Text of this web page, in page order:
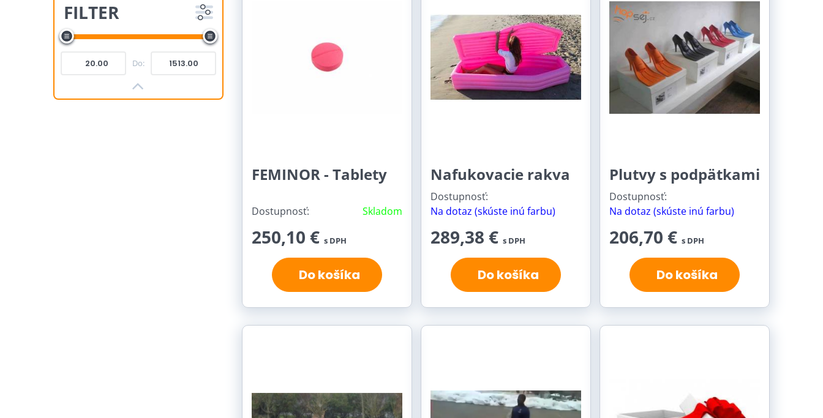
FILTER
Do:
FEMINOR - Tablety
Dostupnosť: Skladom
250,10 € s DPH
Do košíka
Nafukovacie rakva
Dostupnosť:
Na dotaz (skúste inú farbu)
289,38 € s DPH
Do košíka
Plutvy s podpätkami
Dostupnosť:
Na dotaz (skúste inú farbu)
206,70 € s DPH
Do košíka